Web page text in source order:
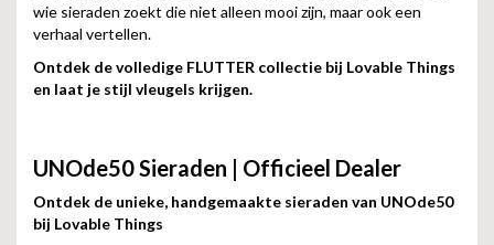
wie sieraden zoekt die niet alleen mooi zijn, maar ook een
verhaal vertellen.
Ontdek de volledige FLUTTER collectie bij Lovable Things
en laat je stijl vleugels krijgen.
UNOde50 Sieraden | Officieel Dealer
Ontdek de unieke, handgemaakte sieraden van UNOde50
bij Lovable Things